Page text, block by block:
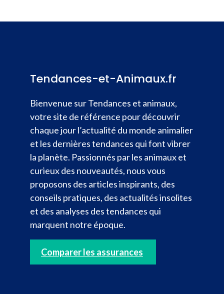
Tendances-et-Animaux.fr
Bienvenue sur Tendances et animaux,
votre site de référence pour découvrir
chaque jour l’actualité du monde animalier
et les dernières tendances qui font vibrer
la planète. Passionnés par les animaux et
curieux des nouveautés, nous vous
proposons des articles inspirants, des
conseils pratiques, des actualités insolites
et des analyses des tendances qui
marquent notre époque.
Comparer les assurances